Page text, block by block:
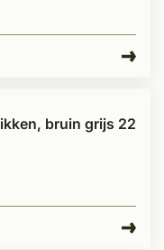
bruin grijs 22